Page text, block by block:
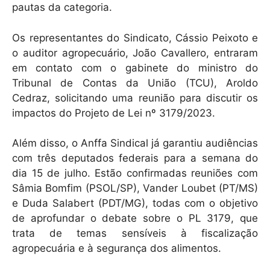
pautas da categoria.
Os representantes do Sindicato, Cássio Peixoto e
o auditor agropecuário, João Cavallero, entraram
em contato com o gabinete do ministro do
Tribunal de Contas da União (TCU), Aroldo
Cedraz, solicitando uma reunião para discutir os
impactos do Projeto de Lei nº 3179/2023.
Além disso, o Anffa Sindical já garantiu audiências
com três deputados federais para a semana do
dia 15 de julho. Estão confirmadas reuniões com
Sâmia Bomfim (PSOL/SP), Vander Loubet (PT/MS)
e Duda Salabert (PDT/MG), todas com o objetivo
de aprofundar o debate sobre o PL 3179, que
trata de temas sensíveis à fiscalização
agropecuária e à segurança dos alimentos.